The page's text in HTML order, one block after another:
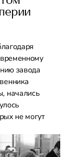
завода
начались
не могут